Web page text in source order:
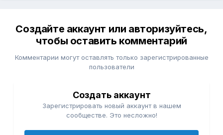
Создайте аккаунт или авторизуйтесь,
чтобы оставить комментарий
Комментарии могут оставлять только зарегистрированные
пользователи
Создать аккаунт
Зарегистрировать новый аккаунт в нашем
сообществе. Это несложно!